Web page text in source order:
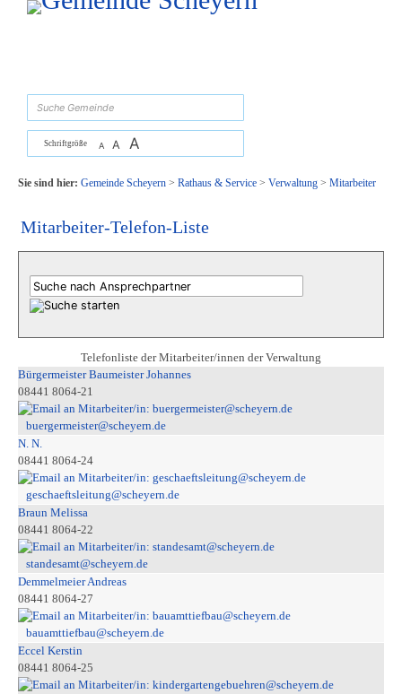
Zum Inhalt, zur Navigationoder zur Startseite springen.
Schriftgröße A A A
Sie sind hier: Gemeinde Scheyern> Rathaus & Service> Verwaltung> Mitarbeiter
Mitarbeiter-Telefon-Liste
Telefonliste der Mitarbeiter/innen der Verwaltung
Bürgermeister Baumeister Johannes
08441 8064-21
buergermeister@scheyern.de
N. N.
08441 8064-24
geschaeftsleitung@scheyern.de
Braun Melissa
08441 8064-22
standesamt@scheyern.de
Demmelmeier Andreas
08441 8064-27
bauamttiefbau@scheyern.de
Eccel Kerstin
08441 8064-25